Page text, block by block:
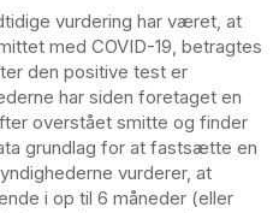
vurdering har været, at
med COVID-19, betragtes
den positive test er
har siden foretaget en
overstået smitte og finder
grundlag for at fastsætte en
vurderer, at
i op til 6 måneder (eller